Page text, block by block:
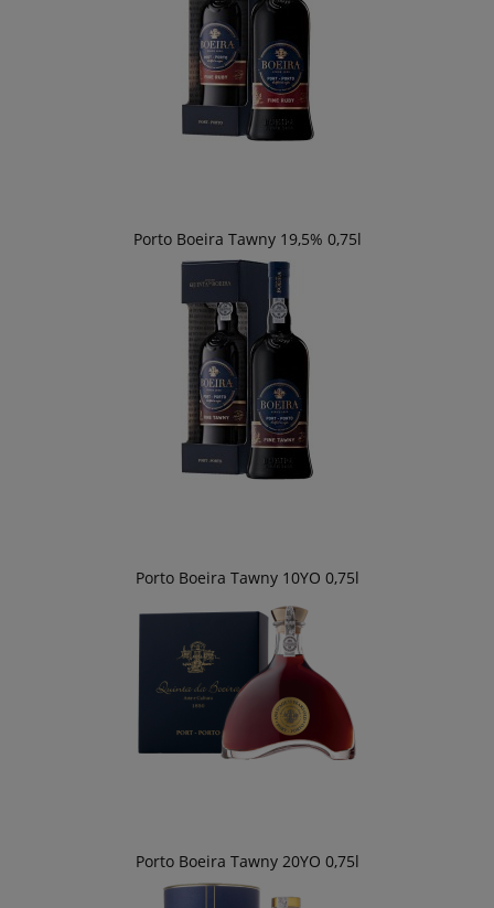
Porto Boeira Tawny 19,5% 0,75l
Porto Boeira Tawny 10YO 0,75l
Porto Boeira Tawny 20YO 0,75l